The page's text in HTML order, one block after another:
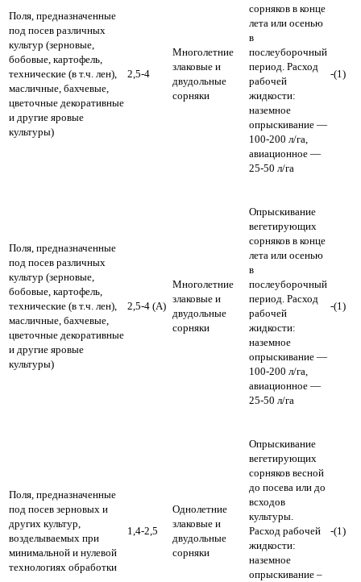
Поля, предназначенные
под посев различных
культур (зерновые,
бобовые, картофель,
технические (в т.ч. лен),
масличные, бахчевые,
цветочные декоративные
и другие яровые
культуры)
2,5-4
Многолетние
злаковые и
двудольные
сорняки
сорняков в конце
лета или осенью
в
послеуборочный
период. Расход
рабочей
жидкости:
наземное
опрыскивание —
100-200 л/га,
авиационное —
25-50 л/га
-(1)
Поля, предназначенные
под посев различных
культур (зерновые,
бобовые, картофель,
технические (в т.ч. лен),
масличные, бахчевые,
цветочные декоративные
и другие яровые
культуры)
2,5-4 (А)
Многолетние
злаковые и
двудольные
сорняки
Опрыскивание
вегетирующих
сорняков в конце
лета или осенью
в
послеуборочный
период. Расход
рабочей
жидкости:
наземное
опрыскивание —
100-200 л/га,
авиационное —
25-50 л/га
-(1)
Поля, предназначенные
под посев зерновых и
других культур,
возделываемых при
минимальной и нулевой
технологиях обработки
1,4-2,5
Однолетние
злаковые и
двудольные
сорняки
Опрыскивание
вегетирующих
сорняков весной
до посева или до
всходов
культуры.
Расход рабочей
жидкости:
наземное
опрыскивание –
-(1)